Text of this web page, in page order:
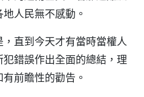
人民無不感動。
直到今天才有當時當權人
錯誤作出全面的總結，理
前瞻性的勸告。